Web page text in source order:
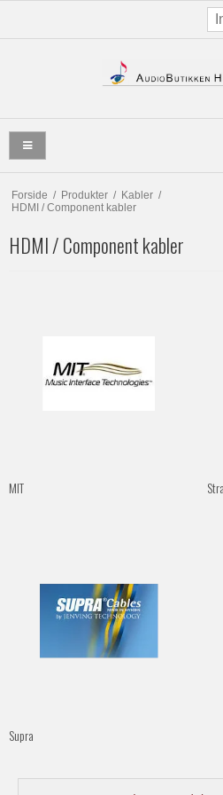
Forside / Produkter / Kabler /
HDMI / Component kabler
HDMI / Component kabler
MIT
Supra